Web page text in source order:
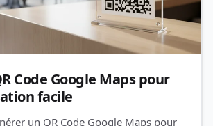
Code Google Maps pour
facile
un QR Code Google Maps pour